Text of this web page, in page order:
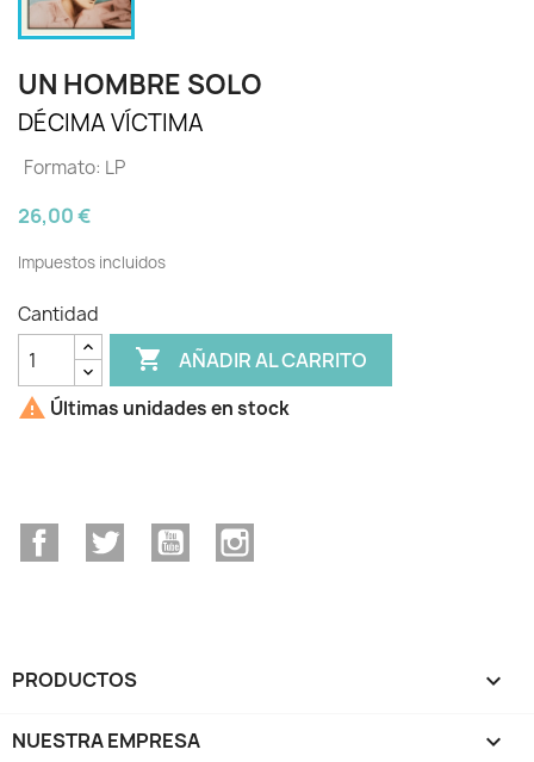
UN HOMBRE SOLO
DÉCIMA VÍCTIMA
Formato: LP
26,00 €
Impuestos incluidos
Cantidad
 AÑADIR AL CARRITO
 Últimas unidades en stock
FacebookTwitter YouTube
PRODUCTOS 
NUESTRA EMPRESA 